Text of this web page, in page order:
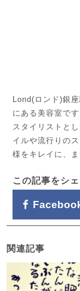
Lond(ロンド)銀
にある美容室で
スタイリストと
イルや流行りの
様をキレイに、
この記事をシ
関連記事